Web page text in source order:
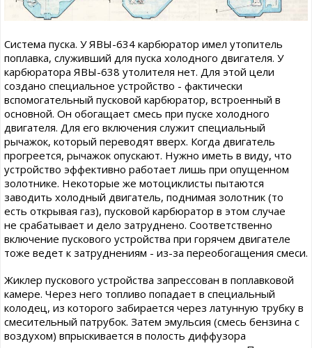
Система пуска. У ЯВЫ-634 карбюратор имел утопитель
поплавка, служивший для пуска холодного двигателя. У
карбюратора ЯВЫ-638 утолителя нет. Для этой цели
создано специальное устройство - фактически
вспомогательный пусковой карбюратор, встроенный в
основной. Он обогащает смесь при пуске холодного
двигателя. Для его включения служит специальный
рычажок, который переводят вверх. Когда двигатель
прогреется, рычажок опускают. Нужно иметь в виду, что
устройство эффективно работает лишь при опущенном
золотнике. Некоторые же мотоциклисты пытаются
заводить холодный двигатель, поднимая золотник (то
есть открывая газ), пусковой карбюратор в этом случае
не срабатывает и дело затруднено. Соответственно
включение пускового устройства при горячем двигателе
тоже ведет к затруднениям - из-за переобогащения смеси.
Жиклер пускового устройства запрессован в поплавковой
камере. Через него топливо попадает в специальный
колодец, из которого забирается через латунную трубку в
смесительный патрубок. Затем эмульсия (смесь бензина с
воздухом) впрыскивается в полость диффузора